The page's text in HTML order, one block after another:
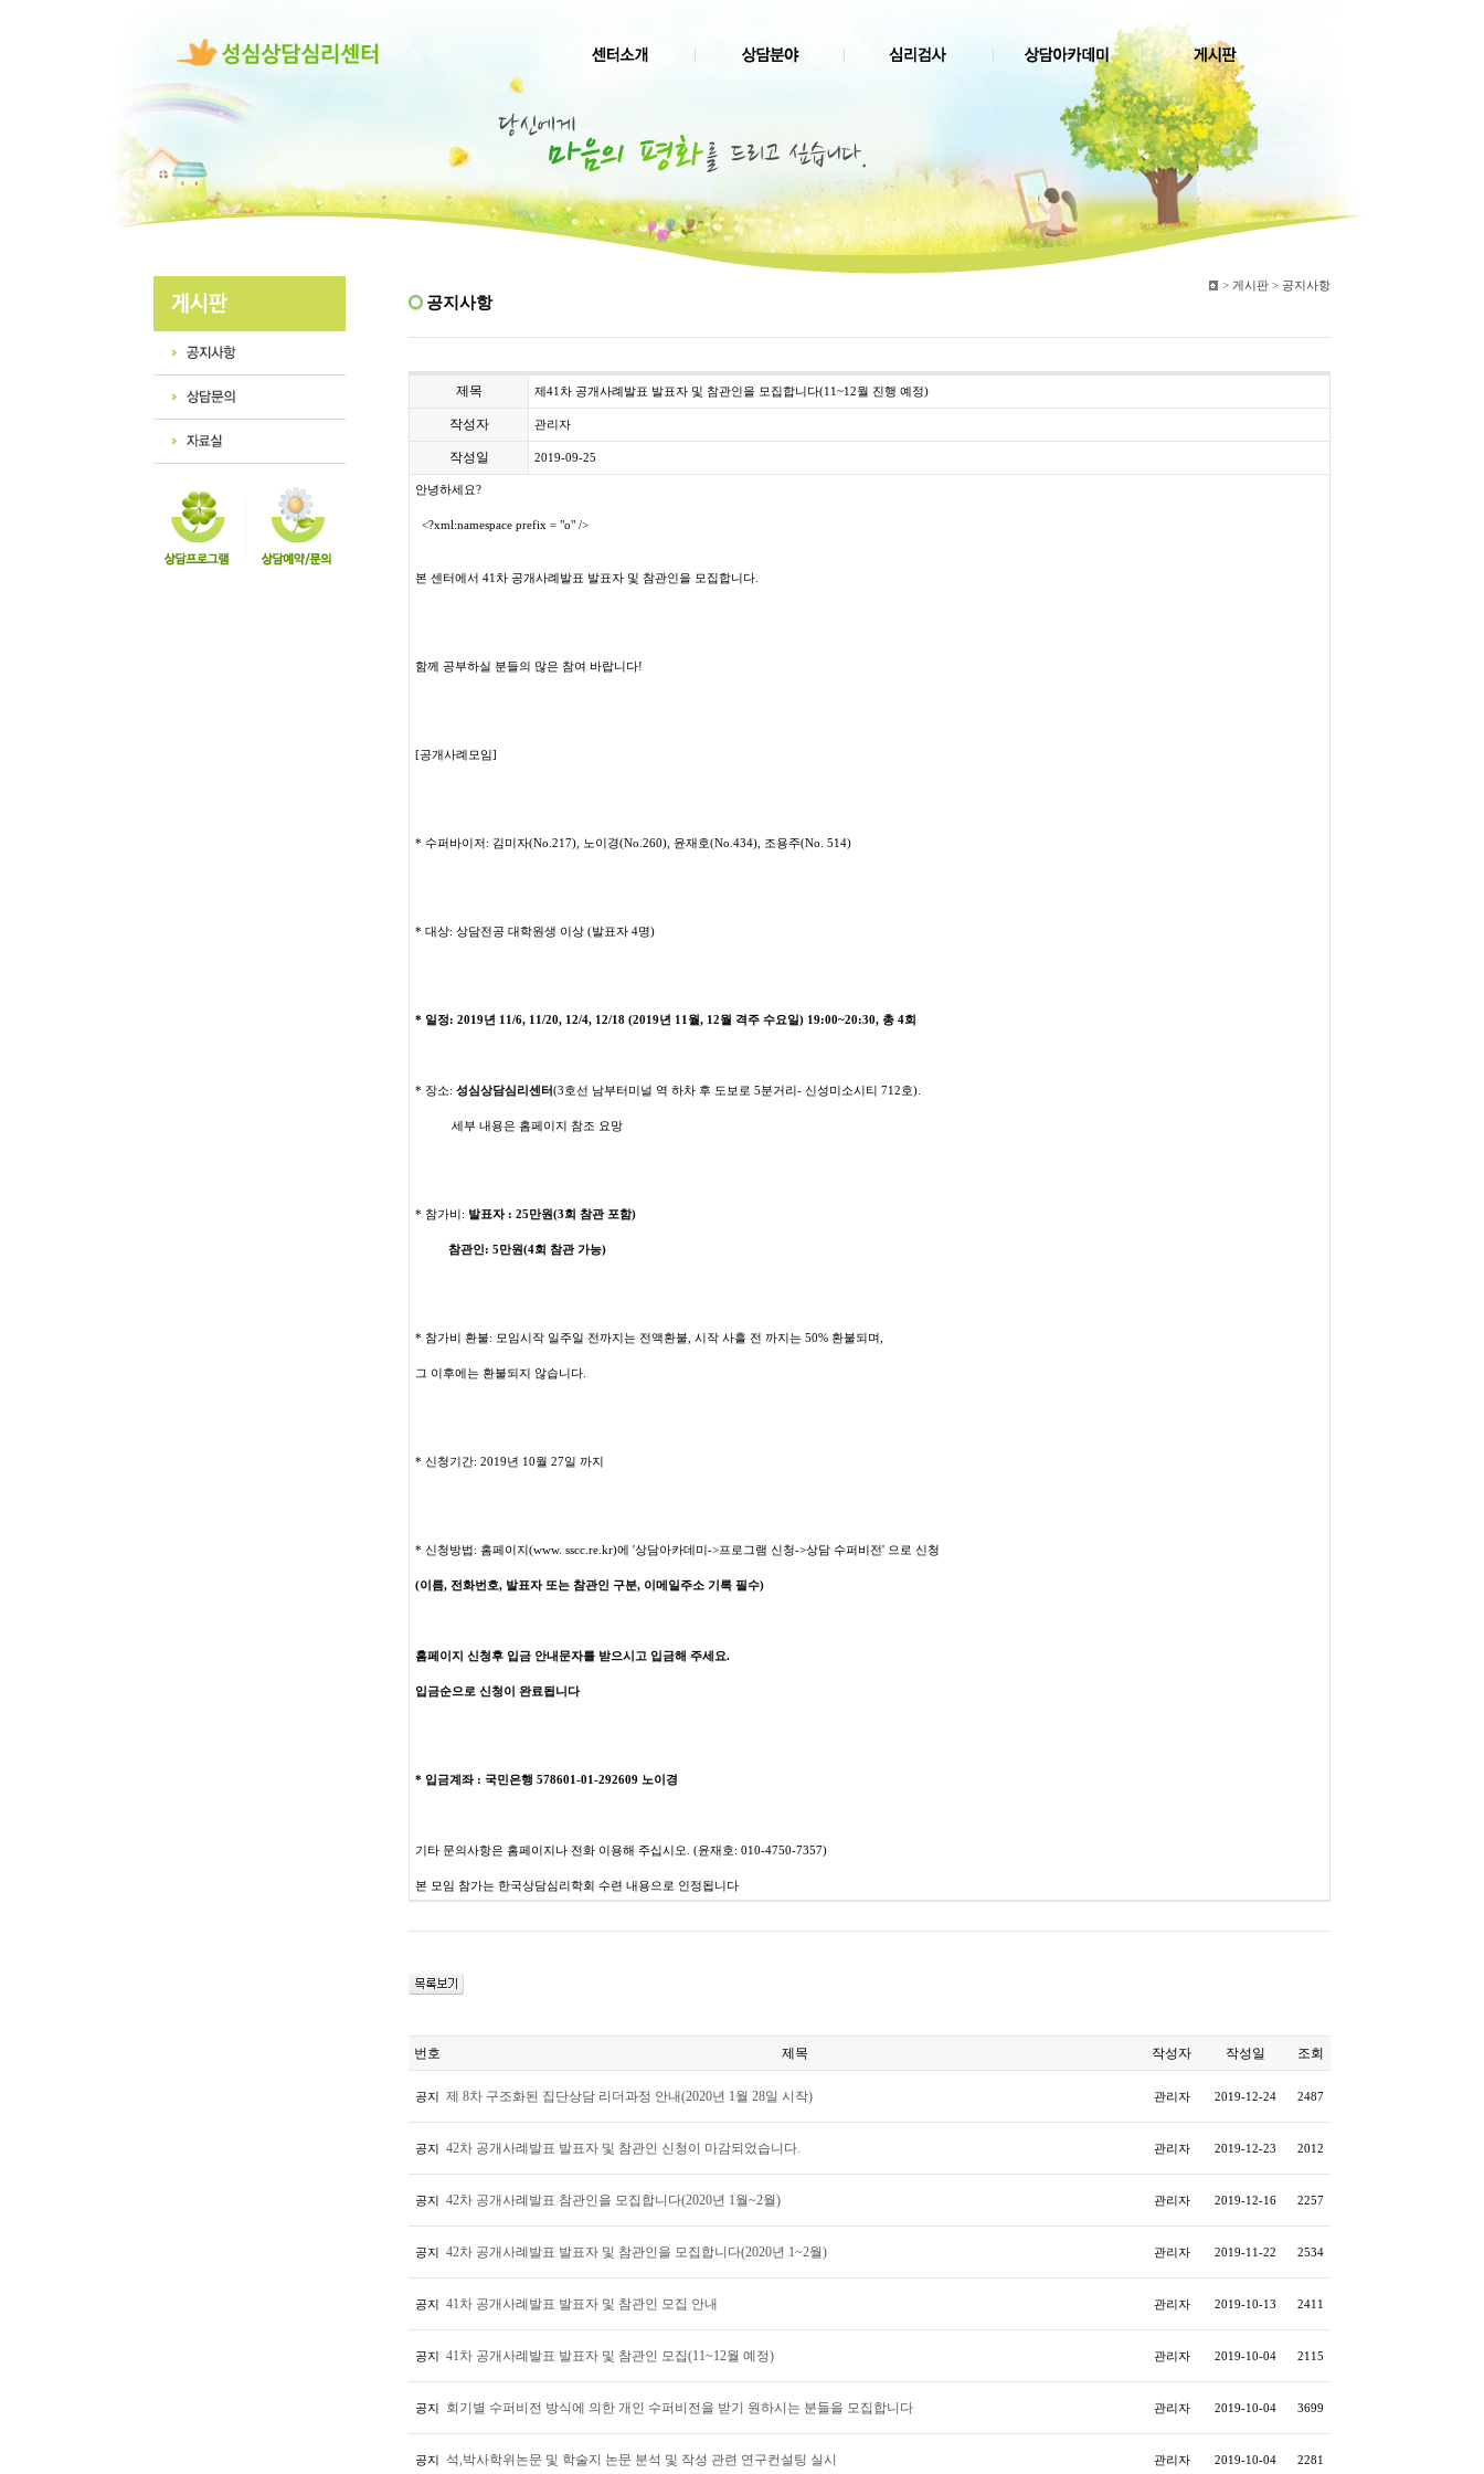
> 게시판 > 공지사항
공지사항
제목 제41차 공개사례발표 발표자 및 참관인을 모집합니다(11~12월 진행 예정)
작성자 관리자
작성일 2019-09-25
안녕하세요?
<?xml:namespace prefix = "o" />
본 센터에서 41차 공개사례발표 발표자 및 참관인을 모집합니다
함께 공부하실 분들의 많은 참여 바랍니다!
[공개사례모임]
* 수퍼바이저: 김미자(No.217), 노이경(No.260), 윤재호(No.434), 조용주(No. 514)
* 대상: 상담전공 대학원생 이상 (발표자 4명)
* 일정: 2019년 11/6, 11/20, 12/4, 12/18 (2019년 11월, 12월 격주 수요일) 19:00~20:30, 총 4회
* 장소: 성심상담심리센터(3호선 남부터미널 역 하차 후 도보로 5분거리- 신성미소시티 712호).
세부 내용은 홈페이지 참조 요망
* 참가비: 발표자 : 25만원(3회 참관 포함)
참관인: 5만원(4회 참관 가능)
* 참가비 환불: 모임시작 일주일 전까지는 전액환불 시작 사흘 전 까지는 50% 환불되며
그 이후에는 환불되지 않습니다
* 신청기간: 2019년 10월 27일 까지
* 신청방법: 홈페이지(www. sscc.re.kr)에 '상담아카데미->프로그램 신청->상담 수퍼비전' 으 로 신청
(이름, 전화번호, 발표자 또는 참관인 구분, 이메일주소 기록 필수)
홈페이지 신청후 입금 안내문자를 받으시고 입금해 주세요.
입금순으로 신청이 완료됩니다
* 입금계좌 : 국민은행 578601-01-292609 노이경
기타 문의사항은 홈페이지나 전화 이용해 주십시오 . (윤재호: 010-4750-7357)
본 모임 참가는 한국상담심리학회 수련 내용으로 인정됩니다
번호 제목 작성자 작성일 조회
공지 제 8차 구조화된 집단상담 리더과정 안내(2020년 1월 28일 시작) 관리자 2019-12-24 2487
공지 42차 공개사례발표 발표자 및 참관인 신청이 마감되었습니다. 관리자 2019-12-23 2012
공지 42차 공개사례발표 참관인을 모집합니다(2020년 1월~2월) 관리자 2019-12-16 2257
공지 42차 공개사례발표 발표자 및 참관인을 모집합니다(2020년 1~2월) 관리자 2019-11-22 2534
공지 41차 공개사례발표 발표자 및 참관인 모집 안내 관리자 2019-10-13 2411
공지 41차 공개사례발표 발표자 및 참관인 모집(11~12월 예정) 관리자 2019-10-04 2115
공지 회기별 수퍼비전 방식에 의한 개인 수퍼비전을 받기 원하시는 분들을 모집합니다 관리자 2019-10-04 3699
공지 석,박사학위논문 및 학술지 논문 분석 및 작성 관련 연구컨설팅 실시 관리자 2019-10-04 2281